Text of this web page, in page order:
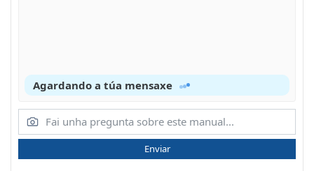
Agardando a túa mensaxe
Enviar